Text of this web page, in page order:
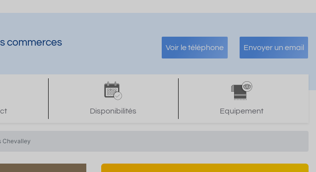
commerces Voir le téléphone Envoyer un email
Disponibilités Equipement
Chevalley